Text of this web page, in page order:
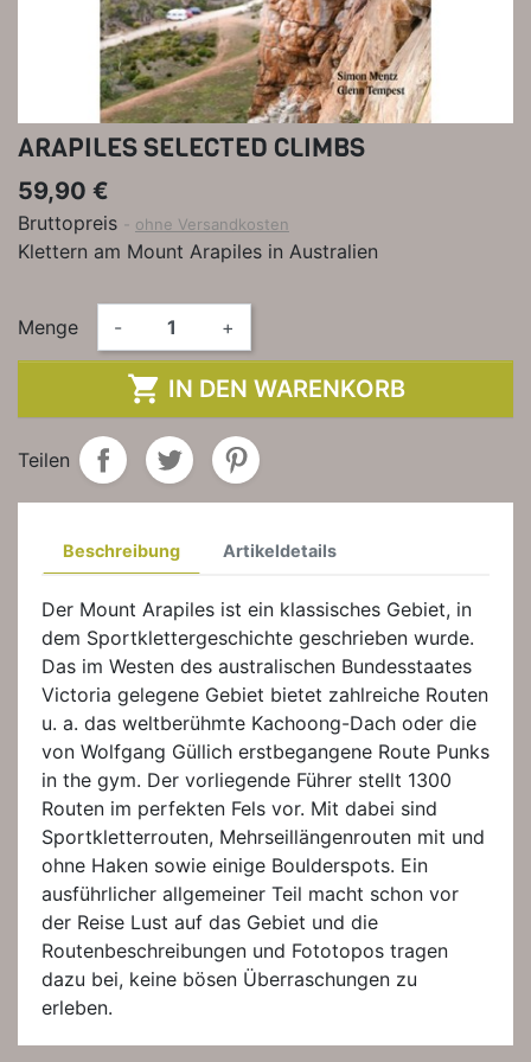
ARAPILES SELECTED CLIMBS
59,90 €
Bruttopreis ohne Versandkosten
Klettern am Mount Arapiles in Australien
Menge - +
 IN DEN WARENKORB
Teilen
Beschreibung Artikeldetails
Der Mount Arapiles ist ein klassisches Gebiet, in
dem Sportklettergeschichte geschrieben wurde.
Das im Westen des australischen Bundesstaates
Victoria gelegene Gebiet bietet zahlreiche Routen
u. a. das weltberühmte Kachoong-Dach oder die
von Wolfgang Güllich erstbegangene Route Punks
in the gym. Der vorliegende Führer stellt 1300
Routen im perfekten Fels vor. Mit dabei sind
Sportkletterrouten, Mehrseillängenrouten mit und
ohne Haken sowie einige Boulderspots. Ein
ausführlicher allgemeiner Teil macht schon vor
der Reise Lust auf das Gebiet und die
Routenbeschreibungen und Fototopos tragen
dazu bei, keine bösen Überraschungen zu
erleben.